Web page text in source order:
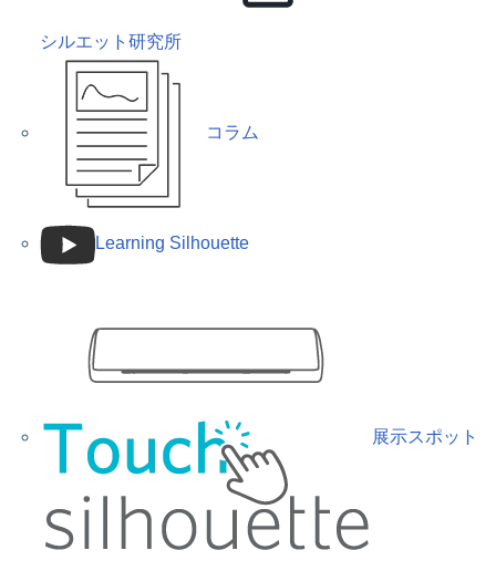
シルエット研究所
コラム
Learning Silhouette
展示スポット